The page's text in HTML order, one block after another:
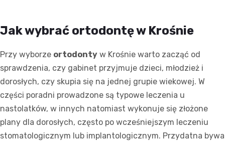
Jak wybrać ortodontę w Krośnie
Przy wyborze ortodonty w Krośnie warto zacząć od
sprawdzenia, czy gabinet przyjmuje dzieci, młodzież i
dorosłych, czy skupia się na jednej grupie wiekowej. W
części poradni prowadzone są typowe leczenia u
nastolatków, w innych natomiast wykonuje się złożone
plany dla dorosłych, często po wcześniejszym leczeniu
stomatologicznym lub implantologicznym. Przydatna bywa